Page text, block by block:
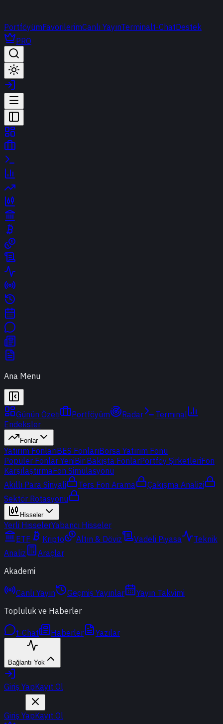
PortföyümFavorilerimCanlı YayınTerminalt-ChatDestek
PRO
Ana Menu
Günün Özeti Portföyüm Radar
Terminal
Endeksler
Fonlar
Yatırım FonlarıBES FonlarıBorsa Yatırım Fonu
Popüler Fonlar YeniBir Bakışta FonlarPortföy ŞirketleriFon
KarşılaştırmaFon Simülasyonu
Akıllı Para Sinyali
Ters Fon Arama
Çakışma Analizi
Sektör Rotasyonu
Hisseler
Yerli HisselerYabancı Hisseler
ETF
Kripto Altın & Döviz Vadeli Piyasa
Teknik
Analiz
Araçlar
Akademi
Canlı Yayın Geçmiş Yayınlar
Yayın Takvimi
Topluluk ve Haberler
t-Chat Haberler Yazılar
Bağlantı Yok
Giriş YapKayıt Ol
Giriş YapKayıt Ol